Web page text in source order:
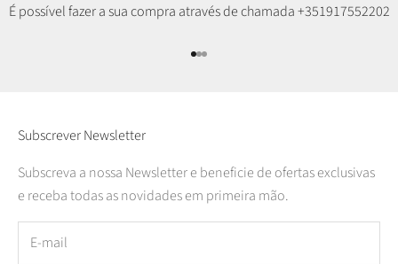
É possível fazer a sua compra através de chamada+351917552202
Ir para item 1
Ir para item 2
Ir para item 3
Subscrever Newsletter
Subscreva a nossa Newsletter e beneficie de ofertas exclusivas
e receba todas as novidades em primeira mão.